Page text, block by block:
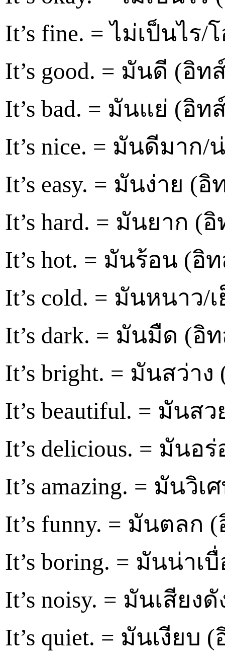
It’s fine. = ไม่เป็นไร
It’s good. = มันดี (อิท
It’s bad. = มันแย่ (อิท
It’s nice. = มันดีมาก
It’s easy. = มันง่าย (
It’s hard. = มันยาก (
It’s hot. = มันร้อน (อิ
It’s cold. = มันหนาว/
It’s dark. = มันมืด (อิ
It’s bright. = มันสว่า
It’s beautiful. = มันส
It’s delicious. = มันอ
It’s amazing. = มันวิ
It’s funny. = มันตลก
It’s boring. = มันน่าเ
It’s noisy. = มันเสีย
It’s quiet. = มันเงียบ